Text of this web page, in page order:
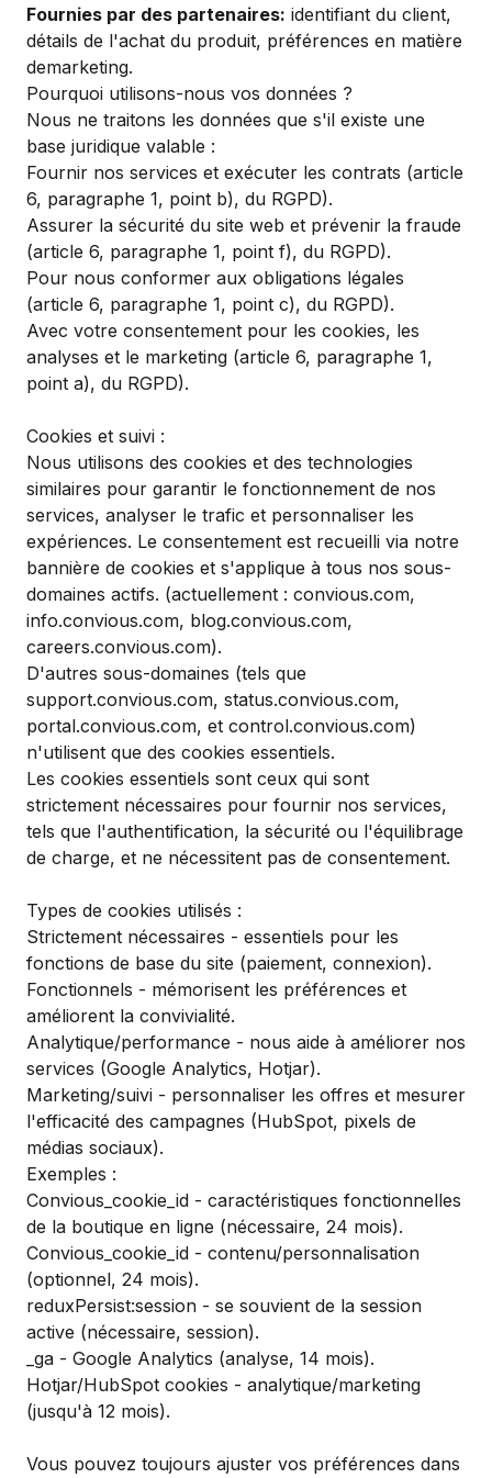
Fournies par des partenaires: identifiant du client,
détails de l'achat du produit, préférences en matière
demarketing.
Pourquoi utilisons-nous vos données ?
Nous ne traitons les données que s'il existe une
base juridique valable :
Fournir nos services et exécuter les contrats (article
6, paragraphe 1, point b), du RGPD).
Assurer la sécurité du site web et prévenir la fraude
(article 6, paragraphe 1, point f), du RGPD).
Pour nous conformer aux obligations légales
(article 6, paragraphe 1, point c), du RGPD).
Avec votre consentement pour les cookies, les
analyses et le marketing (article 6, paragraphe 1,
point a), du RGPD).
Cookies et suivi :
Nous utilisons des cookies et des technologies
similaires pour garantir le fonctionnement de nos
services, analyser le trafic et personnaliser les
expériences. Le consentement est recueilli via notre
bannière de cookies et s'applique à tous nos sous-
domaines actifs. (actuellement : convious.com,
info.convious.com, blog.convious.com,
careers.convious.com).
D'autres sous-domaines (tels que
support.convious.com, status.convious.com,
portal.convious.com, et control.convious.com)
n'utilisent que des cookies essentiels.
Les cookies essentiels sont ceux qui sont
strictement nécessaires pour fournir nos services,
tels que l'authentification, la sécurité ou l'équilibrage
de charge, et ne nécessitent pas de consentement.
Types de cookies utilisés :
Strictement nécessaires - essentiels pour les
fonctions de base du site (paiement, connexion).
Fonctionnels - mémorisent les préférences et
améliorent la convivialité.
Analytique/performance - nous aide à améliorer nos
services (Google Analytics, Hotjar).
Marketing/suivi - personnaliser les offres et mesurer
l'efficacité des campagnes (HubSpot, pixels de
médias sociaux).
Exemples :
Convious_cookie_id - caractéristiques fonctionnelles
de la boutique en ligne (nécessaire, 24 mois).
Convious_cookie_id - contenu/personnalisation
(optionnel, 24 mois).
reduxPersist:session - se souvient de la session
active (nécessaire, session).
_ga - Google Analytics (analyse, 14 mois).
Hotjar/HubSpot cookies - analytique/marketing
(jusqu'à 12 mois).
Vous pouvez toujours ajuster vos préférences dans